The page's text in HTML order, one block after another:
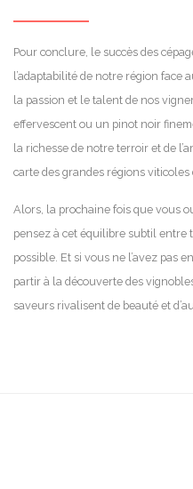
Pour conclure, le succès des
l’adaptabilité de notre région face
la passion et le talent de nos
effervescent ou un pinot noir
la richesse de notre terroir et de
carte des grandes régions viticoles
Alors, la prochaine fois que vous
pensez à cet équilibre subtil entre
possible. Et si vous ne l’avez pas
partir à la découverte des
saveurs rivalisent de beauté et